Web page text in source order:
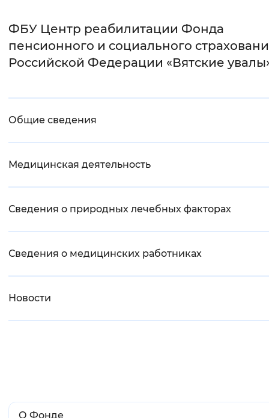
Шрифт
Без засечек С засечками
Монохромный Инверсивный
Синий фон
Звуковой ассистент
Воспроизвести
ФБУ Центр реабилитации Фонда
пенсионного и социального
Российской Федерации «Вятские
информация
Общие сведения
Медицинская деятельность
Сведения о природных лечебных факторах
Сведения о медицинских работниках
Новости
О Фонде